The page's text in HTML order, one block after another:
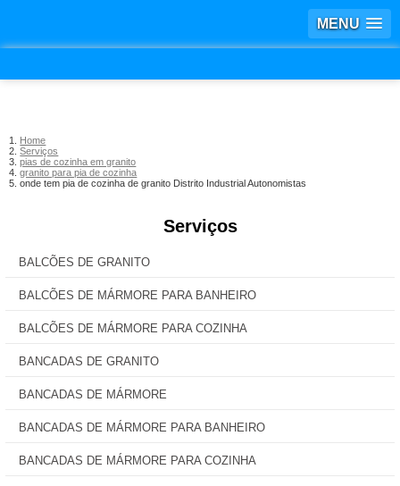
MENU
Home
Serviços
pias de cozinha em granito
granito para pia de cozinha
onde tem pia de cozinha de granito Distrito Industrial Autonomistas
Serviços
BALCÕES DE GRANITO
BALCÕES DE MÁRMORE PARA BANHEIRO
BALCÕES DE MÁRMORE PARA COZINHA
BANCADAS DE GRANITO
BANCADAS DE MÁRMORE
BANCADAS DE MÁRMORE PARA BANHEIRO
BANCADAS DE MÁRMORE PARA COZINHA